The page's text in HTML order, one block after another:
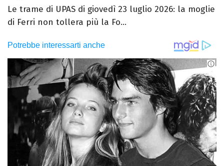
Le trame di UPAS di giovedì 23 luglio 2026: la moglie
di Ferri non tollera più la Fo...